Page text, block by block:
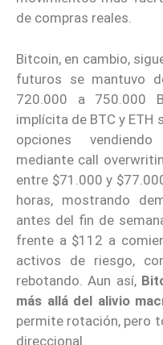
de compras reales.
Bitcoin, en cambio,
futuros se mantuvo
720.000 a 750.000
implícita de BTC y ETH
opciones
mediante call
entre $71.000 y
horas, mostrando
antes del fin de
frente a $112 a
activos de riesgo,
rebotando. Aun así,
más allá del alivio
permite rotación, pero
direccional.